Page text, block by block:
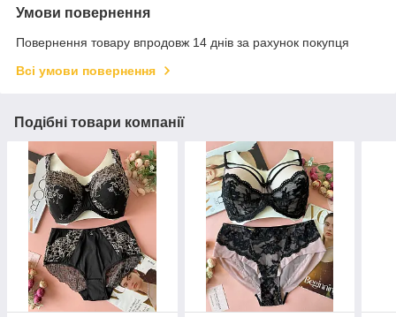
Умови повернення
Повернення товару впродовж 14 днів за рахунок покупця
Всі умови повернення
Подібні товари компанії